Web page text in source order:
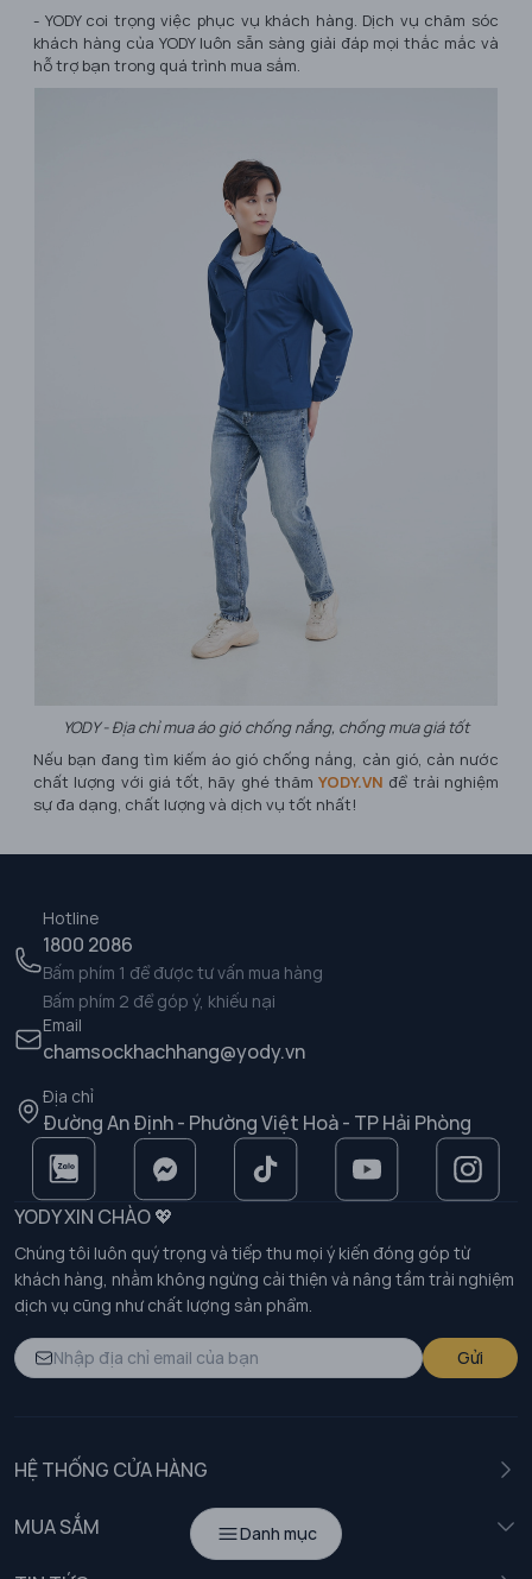
Danh mục
- YODY coi trọng việc phục vụ khách hàng. Dịch vụ chăm sóc
khách hàng của YODY luôn sẵn sàng giải đáp mọi thắc mắc và
hỗ trợ bạn trong quá trình mua sắm.
YODY - Địa chỉ mua áo gió chống nắng, chống mưa giá tốt
Nếu bạn đang tìm kiếm áo gió chống nắng, cản gió, cản nước
chất lượng với giá tốt, hãy ghé thămYODY.VN để trải nghiệm
sự đa dạng, chất lượng và dịch vụ tốt nhất!
Hotline
1800 2086
Bấm phím 1 để được tư vấn mua hàng
Bấm phím 2 để góp ý, khiếu nại
Email
chamsockhachhang@yody.vn
Địa chỉ
Đường An Định - Phường Việt Hoà - TP Hải Phòng
YODY XIN CHÀO 💖
Chúng tôi luôn quý trọng và tiếp thu mọi ý kiến đóng góp từ
khách hàng, nhằm không ngừng cải thiện và nâng tầm trải nghiệm
dịch vụ cũng như chất lượng sản phẩm.
Gửi
HỆ THỐNG CỬA HÀNG
MUA SẮM